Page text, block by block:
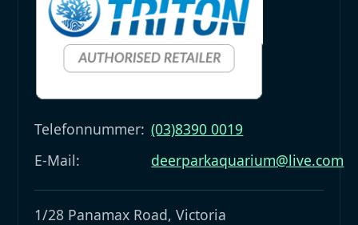
Telefonnummer: (03)8390 0019
E-Mail:
deerparkaquarium@live.com
1/28 Panamax Road, Victoria